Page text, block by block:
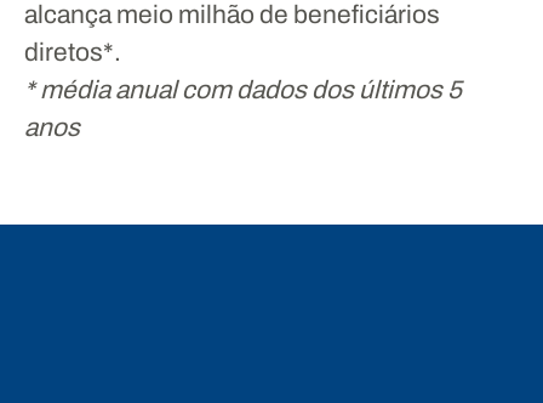
alcança meio milhão de beneficiários
diretos*.
* média anual com dados dos últimos 5
anos